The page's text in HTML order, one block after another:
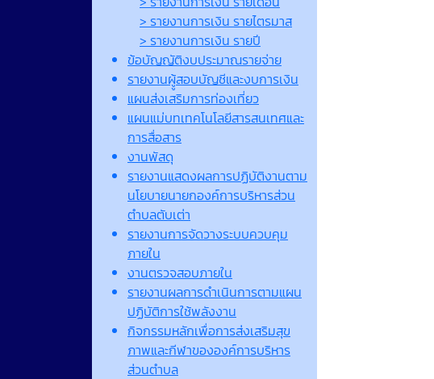
> รายงานการเงิน รายไตรมาส
> รายงานการเงิน รายปี
ข้อบัญญัติงบประมาณรายจ่าย
รายงานผูู้สอบบัญชีและงบการเงิน
แผนส่งเสริมการท่องเที่ยว
แผนแม่บทเทคโนโลยีสารสนเทศและ
การสื่อสาร
งานพัสดุ
รายงานแสดงผลการปฏิบัติงานตาม
นโยบายนายกองค์การบริหารส่วน
ตำบลตับเต่า
รายงานการจัดวางระบบควบคุม
ภายใน
งานตรวจสอบภายใน
รายงานผลการดำเนินการตามแผน
ปฏิบัติการใช้พลังงาน
กิจกรรมหลักเพื่อการส่งเสริมสุข
ภาพและกีฬาขององค์การบริหาร
ส่วนตำบล